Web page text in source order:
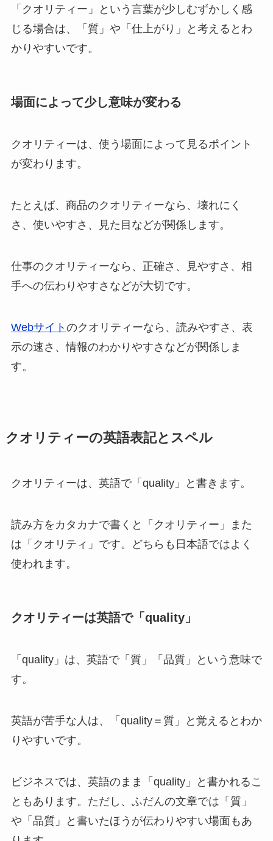
「クオリティー」という言葉が少しむずかしく感
じる場合は、「質」や「仕上がり」と考えるとわ
かりやすいです。
場面によって少し意味が変わる
クオリティーは、使う場面によって見るポイント
が変わります。
たとえば、商品のクオリティーなら、壊れにく
さ、使いやすさ、見た目などが関係します。
仕事のクオリティーなら、正確さ、見やすさ、相
手への伝わりやすさなどが大切です。
Webサイト のクオリティーなら、読みやすさ、表
示の速さ、情報のわかりやすさなどが関係しま
す。
クオリティーの英語表記とスペル
クオリティーは、英語で「quality」と書きます。
読み方をカタカナで書くと「クオリティー」また
は「クオリティ」です。どちらも日本語ではよく
使われます。
クオリティーは英語で「quality」
「quality」は、英語で「質」「品質」という意味で
す。
英語が苦手な人は、「quality＝質」と覚えるとわか
りやすいです。
ビジネスでは、英語のまま「quality」と書かれるこ
ともあります。ただし、ふだんの文章では「質」
や「品質」と書いたほうが伝わりやすい場面もあ